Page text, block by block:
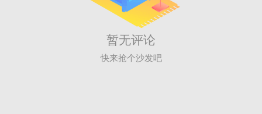
暂无评论
快来抢个沙发吧